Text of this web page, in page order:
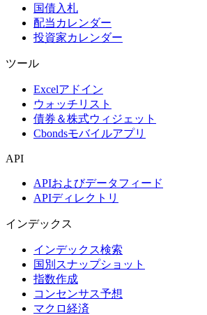
国債入札
配当カレンダー
投資家カレンダー
ツール
Excelアドイン
ウォッチリスト
債券＆株式ウィジェット
Cbondsモバイルアプリ
API
APIおよびデータフィード
APIディレクトリ
インデックス
インデックス検索
国別スナップショット
指数作成
コンセンサス予想
マクロ経済